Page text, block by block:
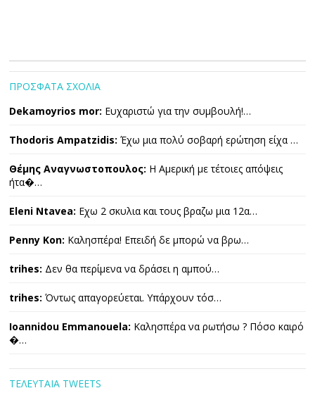
ΠΡΟΣΦΑΤΑ ΣΧΟΛΙΑ
Dekamoyrios mor: Ευχαριστώ για την συμβουλή!…
Thodoris Ampatzidis: Έχω μια πολύ σοβαρή ερώτηση είχα …
Θέμης Αναγνωστοπουλος: Η Αμερική με τέτοιες απόψεις
ήτα�…
Eleni Ntavea: Εχω 2 σκυλια και τους βραζω μια 12α…
Penny Kon: Καλησπέρα! Επειδή δε μπορώ να βρω…
trihes: Δεν θα περίμενα να δράσει η αμπού…
trihes: Όντως απαγορεύεται. Υπάρχουν τόσ…
Ioannidou Emmanouela: Καλησπέρα να ρωτήσω ? Πόσο καιρό
�…
ΤΕΛΕΥΤΑΙΑ TWEETS